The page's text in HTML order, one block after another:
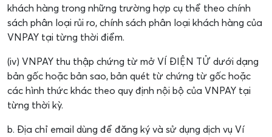
khách hàng trong những trường hợp cụ thể theo chính
sách phân loại rủi ro, chính sách phân loại khách hàng của
VNPAY tại từng thời điểm.
(iv) VNPAY thu thập chứng từ mở VÍ ĐIỆN TỬ dưới dạng
bản gốc hoặc bản sao, bản quét từ chứng từ gốc hoặc
các hình thức khác theo quy định nội bộ của VNPAY tại
từng thời kỳ.
b. Địa chỉ email dùng để đăng ký và sử dụng dịch vụ Ví